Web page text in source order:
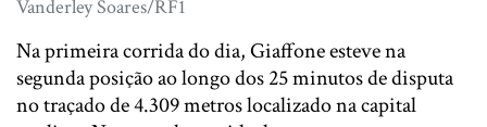
Vanderley Soares/RF1
Na primeira corrida do dia, Giaffone esteve na
segunda posição ao longo dos 25 minutos de disputa
no traçado de 4.309 metros localizado na capital